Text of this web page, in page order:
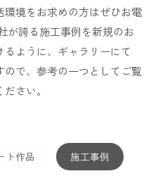
環境をお求めの方はぜひお電
が誇る施工事例を新規のお
ように、ギャラリーにて
で、参考の一つとしてご覧
さい。
ト作品 施工事例